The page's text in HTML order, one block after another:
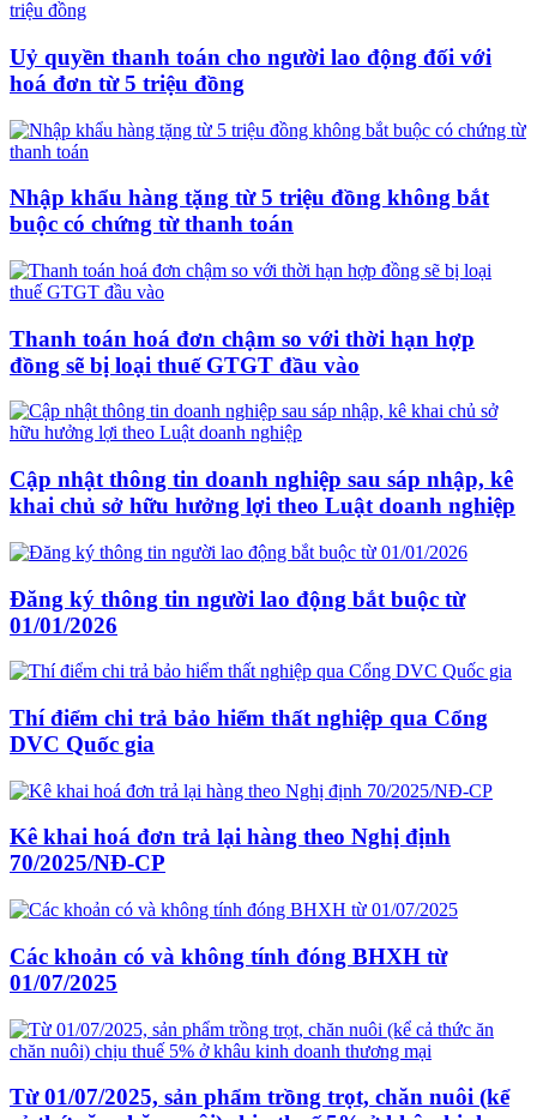
Uỷ quyền thanh toán cho người lao động đối với
hoá đơn từ 5 triệu đồng
Nhập khẩu hàng tặng từ 5 triệu đồng không bắt
buộc có chứng từ thanh toán
Thanh toán hoá đơn chậm so với thời hạn hợp
đồng sẽ bị loại thuế GTGT đầu vào
Cập nhật thông tin doanh nghiệp sau sáp nhập, kê
khai chủ sở hữu hưởng lợi theo Luật doanh nghiệp
Đăng ký thông tin người lao động bắt buộc từ
01/01/2026
Thí điểm chi trả bảo hiểm thất nghiệp qua Cổng
DVC Quốc gia
Kê khai hoá đơn trả lại hàng theo Nghị định
70/2025/NĐ-CP
Các khoản có và không tính đóng BHXH từ
01/07/2025
Từ 01/07/2025, sản phẩm trồng trọt, chăn nuôi (kể